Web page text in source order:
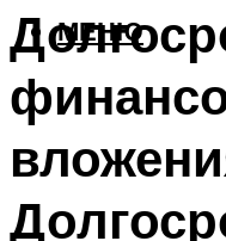
МЕНЮ